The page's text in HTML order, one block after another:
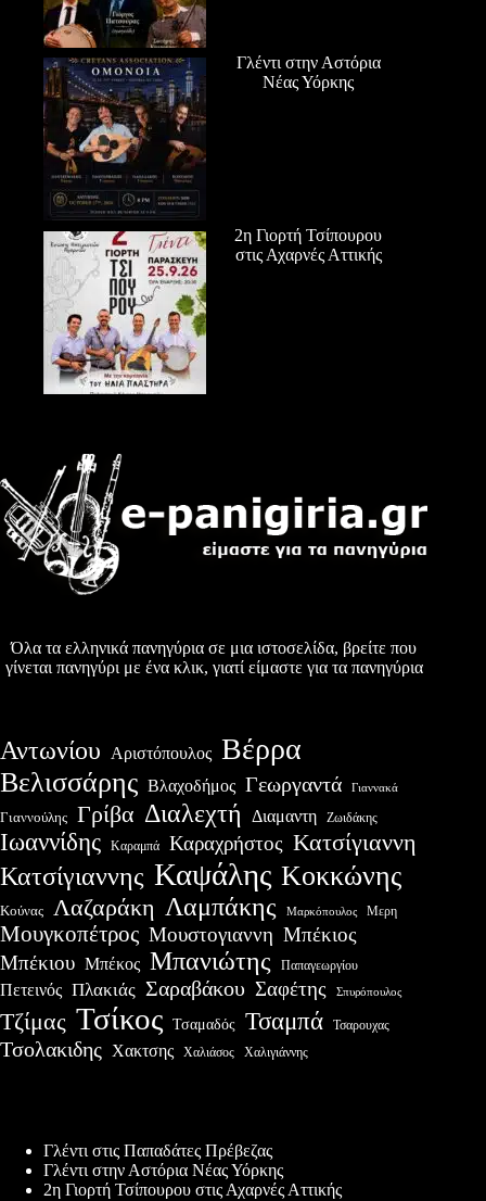
Γλέντι στην Αστόρια
Νέας Υόρκης
2η Γιορτή Τσίπουρου
στις Αχαρνές Αττικής
Όλα τα ελληνικά πανηγύρια σε μια ιστοσελίδα, βρείτε που
γίνεται πανηγύρι με ένα κλικ, γιατί είμαστε για τα πανηγύρια
Αντωνίου Αριστόπουλος Βέρρα
Βελισσάρης Βλαχοδήμος Γεωργαντά Γιαννακά
Γιαννούλης Γρίβα Διαλεχτή Διαμαντη Ζωιδάκης
Ιωαννίδης Καραμπά Καραχρήστος Κατσίγιαννη
Κατσίγιαννης Καψάλης Κοκκώνης
Κούνας Λαζαράκη Λαμπάκης Μαρκόπουλος Μερη
Μουγκοπέτρος Μουστογιαννη Μπέκιος
Μπέκιου Μπέκος Μπανιώτης Παπαγεωργίου
Πετεινός Πλακιάς Σαραβάκου Σαφέτης Σπυρόπουλος
Τζίμας Τσίκος Τσαμαδός Τσαμπά Τσαρουχας
Τσολακιδης Χακτσης Χαλιάσος Χαλιγιάννης
Γλέντι στις Παπαδάτες Πρέβεζας
Γλέντι στην Αστόρια Νέας Υόρκης
2η Γιορτή Τσίπουρου στις Αχαρνές Αττικής